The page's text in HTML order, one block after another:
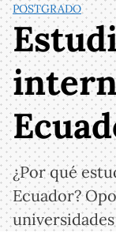
POSTGRADO
¿Por qué
Ecuador?